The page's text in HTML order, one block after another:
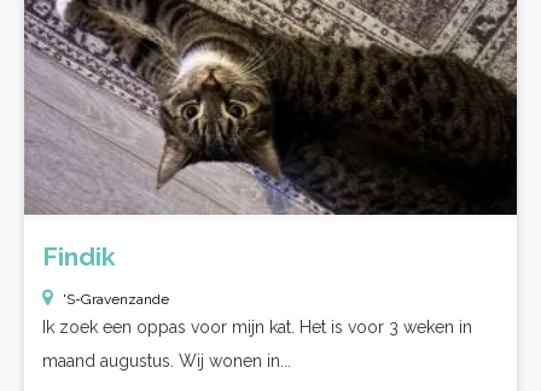
Findik
'S-Gravenzande
Ik zoek een oppas voor mijn kat. Het is voor 3 weken in
maand augustus. Wij wonen in...